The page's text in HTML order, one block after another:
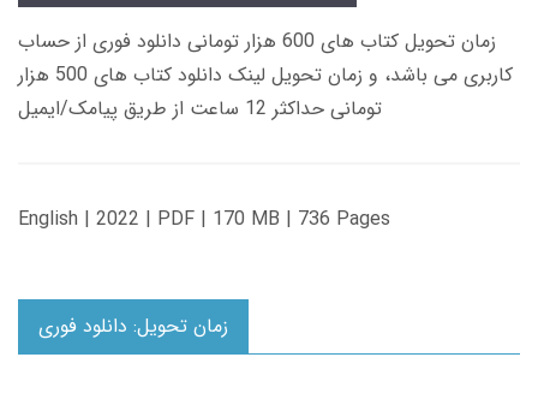
زمان تحویل کتاب های 600 هزار تومانی دانلود فوری از حساب
کاربری می باشد، و زمان تحویل لینک دانلود کتاب های 500 هزار
تومانی حداکثر 12 ساعت از طریق پیامک/ایمیل
English | 2022 | PDF | 170 MB | 736 Pages
زمان تحویل: دانلود فوری